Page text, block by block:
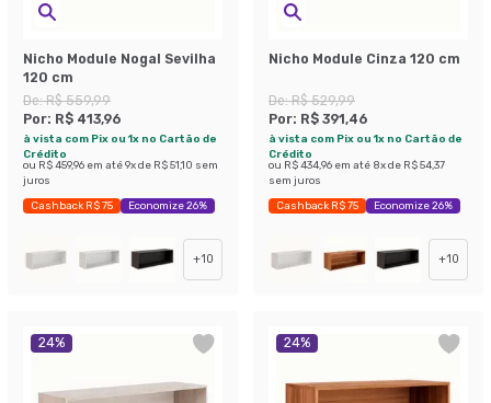
Nicho Module Nogal Sevilha
120 cm
De:R$ 559,99
Por: R$ 413,96
à vista com Pix ou 1x no Cartão de
Crédito
ou R$ 459,96 em até9x de R$ 51,10 sem
juros
Cashback R$ 75 Economize 26%
+10
Nicho Module Cinza 120 cm
De:R$ 529,99
Por: R$ 391,46
à vista com Pix ou 1x no Cartão de
Crédito
ou R$ 434,96 em até 8x de R$ 54,37
sem juros
Cashback R$ 75 Economize 26%
+10
24% 24%